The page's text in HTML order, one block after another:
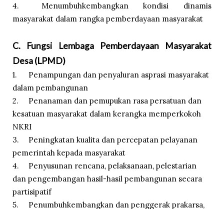
4.
Menumbuhkembangkan kondisi dinamis
masyarakat dalam rangka pemberdayaan masyarakat
C. Fungsi Lembaga Pemberdayaan Masyarakat
Desa (LPMD)
1.
Penampungan dan penyaluran asprasi masyarakat
dalam pembangunan
2.
Penanaman dan pemupukan rasa persatuan dan
kesatuan masyarakat dalam kerangka memperkokoh
NKRI
3.
Peningkatan kualita dan percepatan pelayanan
pemerintah kepada masyarakat
4.
Penyusunan rencana, pelaksanaan, pelestarian
dan pengembangan hasil-hasil pembangunan secara
partisipatif
5.
Penumbuhkembangkan dan penggerak prakarsa,